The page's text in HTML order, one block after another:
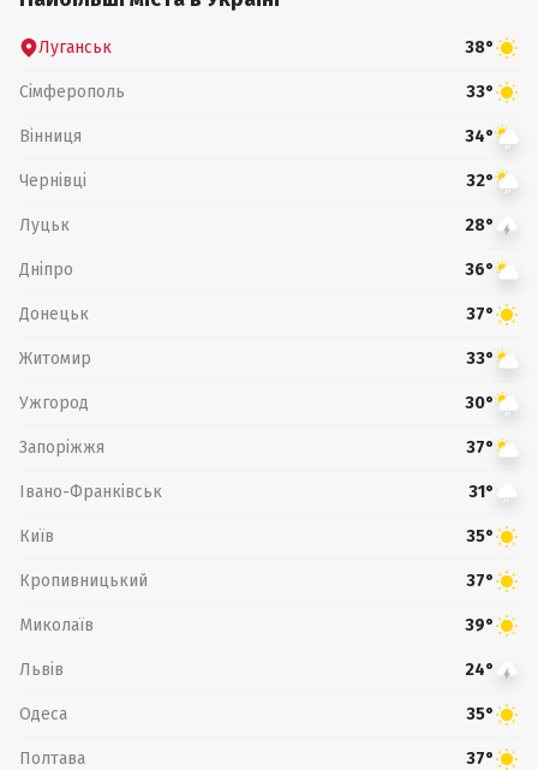
Луганськ 38°
Сімферополь 33°
Вінниця 34°
Чернівці 32°
Луцьк 28°
Дніпро 36°
Донецьк 37°
Житомир 33°
Ужгород 30°
Запоріжжя 37°
Івано-Франківськ 31°
Київ 35°
Кропивницький 37°
Миколаїв 39°
Львів 24°
Одеса 35°
Полтава 37°